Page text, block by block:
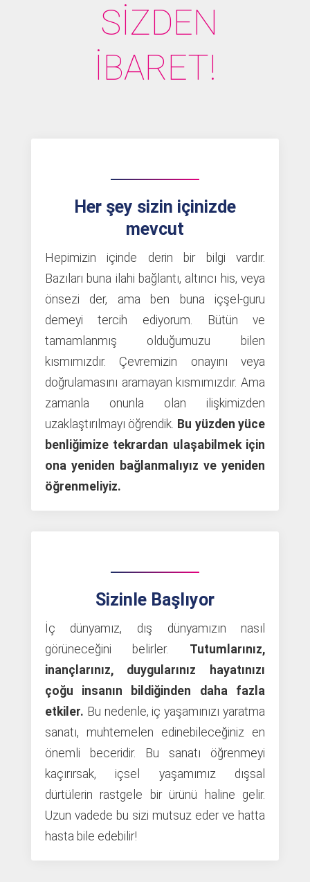
SİZDEN
İBARET!
Her şey sizin içinizde
mevcut
Hepimizin içinde derin bir bilgi vardır.
Bazıları buna ilahi bağlantı, altıncı his, veya
önsezi der, ama ben buna içşel-guru
demeyi tercih ediyorum. Bütün ve
tamamlanmış olduğumuzu bilen
kısmımızdır. Çevremizin onayını veya
doğrulamasını aramayan kısmımızdır. Ama
zamanla onunla olan ilişkimizden
uzaklaştırılmayı öğrendik. Bu yüzden yüce
benliğimize tekrardan ulaşabilmek için
ona yeniden bağlanmalıyız ve yeniden
öğrenmeliyiz.
Sizinle Başlıyor
İç dünyamız, dış dünyamızın nasıl
görüneceğini belirler. Tutumlarınız,
inançlarınız, duygularınız hayatınızı
çoğu insanın bildiğinden daha fazla
etkiler. Bu nedenle, iç yaşamınızı yaratma
sanatı, muhtemelen edinebileceğiniz en
önemli beceridir. Bu sanatı öğrenmeyi
kaçırırsak, içsel yaşamımız dışsal
dürtülerin rastgele bir ürünü haline gelir.
Uzun vadede bu sizi mutsuz eder ve hatta
hasta bile edebilir!